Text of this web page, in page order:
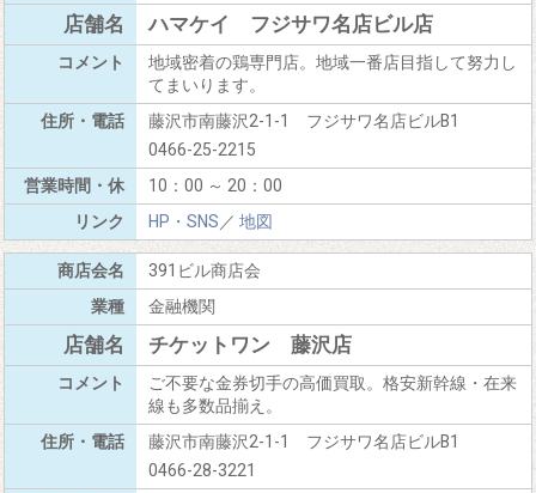
ハマケイ フジサワ名店ビル店
地域密着の鶏専門店。地域一番店目指して努力し
てまいります。
藤沢市南藤沢2-1-1 フジサワ名店ビルB1
0466-25-2215
10：00 ～ 20：00
HP・SNS／ 地図
391ビル商店会
金融機関
チケットワン 藤沢店
ご不要な金券切手の高価買取。格安新幹線・在来
線も多数品揃え。
藤沢市南藤沢2-1-1 フジサワ名店ビルB1
0466-28-3221